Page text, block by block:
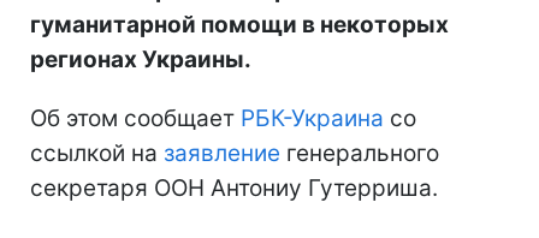
гуманитарной помощи в некоторых
регионах Украины.
Об этом сообщает РБК-Украина со
ссылкой на заявление генерального
секретаря ООН Антониу Гутерриша.